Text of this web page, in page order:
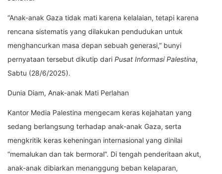
“Anak-anak Gaza tidak mati karena kelalaian, tetapi karena
rencana sistematis yang dilakukan pendudukan untuk
menghancurkan masa depan sebuah generasi,” bunyi
pernyataan tersebut dikutip dari Pusat Informasi Palestina,
Sabtu (28/6/2025).
Dunia Diam, Anak-anak Mati Perlahan
Kantor Media Palestina mengecam keras kejahatan yang
sedang berlangsung terhadap anak-anak Gaza, serta
mengkritik keras keheningan internasional yang dinilai
“memalukan dan tak bermoral”. Di tengah penderitaan akut,
anak-anak dibiarkan menanggung beban kelaparan,